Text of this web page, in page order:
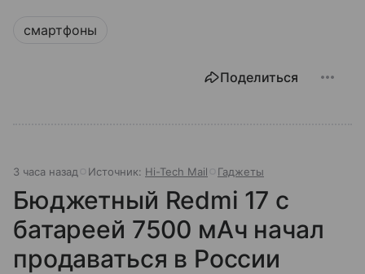
смартфоны
Поделиться
3 часа назад Источник: Hi-Tech Mail Гаджеты
Бюджетный Redmi 17 с
батареей 7500 мАч начал
продаваться в России